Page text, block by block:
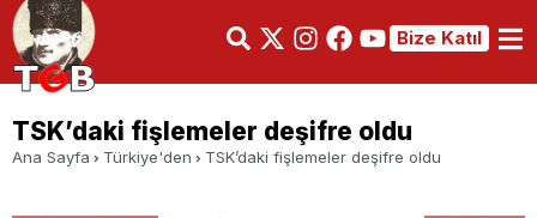
Bize Katıl
TSK’daki fişlemeler deşifre oldu
Ana Sayfa Türkiye'den TSK’daki fişlemeler deşifre oldu